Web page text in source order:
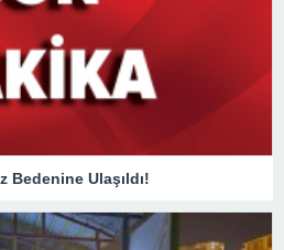
Bedenine Ulaşıldı!